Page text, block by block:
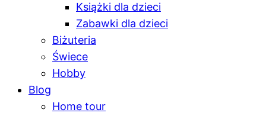
Książki dla dzieci
Zabawki dla dzieci
Biżuteria
Świece
Hobby
Blog
Home tour